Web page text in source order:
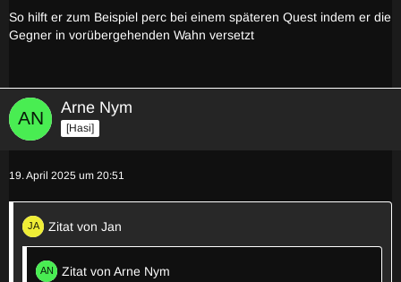
So hilft er zum Beispiel perc bei einem späteren Quest indem er die
Gegner in vorübergehenden Wahn versetzt
Arne Nym
[Hasi]
19. April 2025 um 20:51
Zitat von Jan
Zitat von Arne Nym